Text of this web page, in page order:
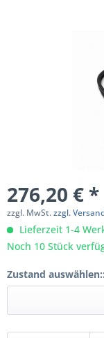
276,20 € *
zzgl. MwSt.zzgl.
Lieferzeit 1-4
Noch 10 Stück
Zustand auswählen::